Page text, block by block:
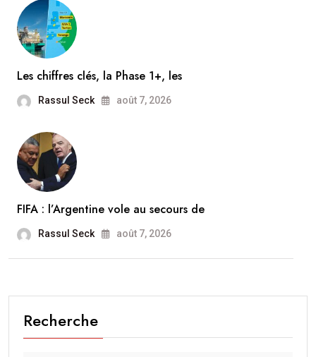
Les chiffres clés, la Phase 1+, les
Rassul Seck août 7, 2026
FIFA : l’Argentine vole au secours de
Rassul Seck août 7, 2026
Recherche